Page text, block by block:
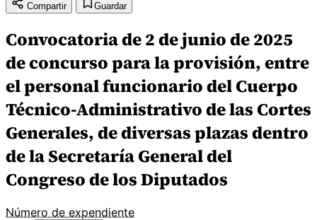
Compartir
Guardar
Convocatoria de 2 de junio de 2025
de concurso para la provisión, entre
el personal funcionario del Cuerpo
Técnico-Administrativo de las Cortes
Generales, de diversas plazas dentro
de la Secretaría General del
Congreso de los Diputados
Número de expendiente